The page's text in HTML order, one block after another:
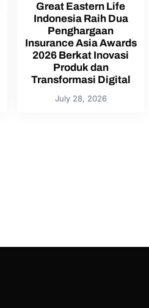
Great Eastern Life
Indonesia Raih Dua
Penghargaan
Insurance Asia Awards
2026 Berkat Inovasi
Produk dan
Transformasi Digital
July 28, 2026